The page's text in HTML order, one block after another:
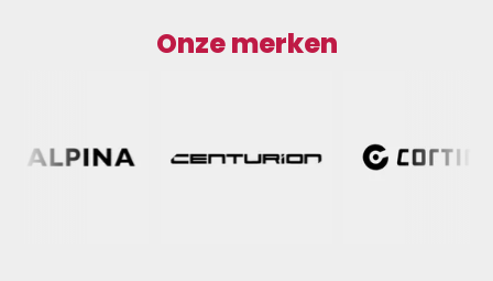
Onze merken